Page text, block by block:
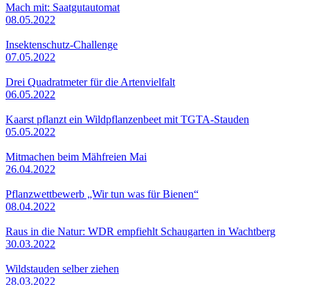
Mach mit: Saatgutautomat
08.05.2022
Insektenschutz-Challenge
07.05.2022
Drei Quadratmeter für die Artenvielfalt
06.05.2022
Kaarst pflanzt ein Wildpflanzenbeet mit TGTA-Stauden
05.05.2022
Mitmachen beim Mähfreien Mai
26.04.2022
Pflanzwettbewerb „Wir tun was für Bienen“
08.04.2022
Raus in die Natur: WDR empfiehlt Schaugarten in Wachtberg
30.03.2022
Wildstauden selber ziehen
28.03.2022